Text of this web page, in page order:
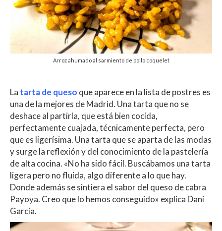
Arroz ahumado al sarmiento de pollo coquelet
La tarta de queso que aparece en la lista de postres es
una de la mejores de Madrid. Una tarta que no se
deshace al partirla, que está bien cocida,
perfectamente cuajada, técnicamente perfecta, pero
que es ligerísima. Una tarta que se aparta de las modas
y surge la reflexión y del conocimiento de la pastelería
de alta cocina. «No ha sido fácil. Buscábamos una tarta
ligera pero no fluida, algo diferente a lo que hay.
Donde además se sintiera el sabor del queso de cabra
Payoya. Creo que lo hemos conseguido» explica Dani
García.